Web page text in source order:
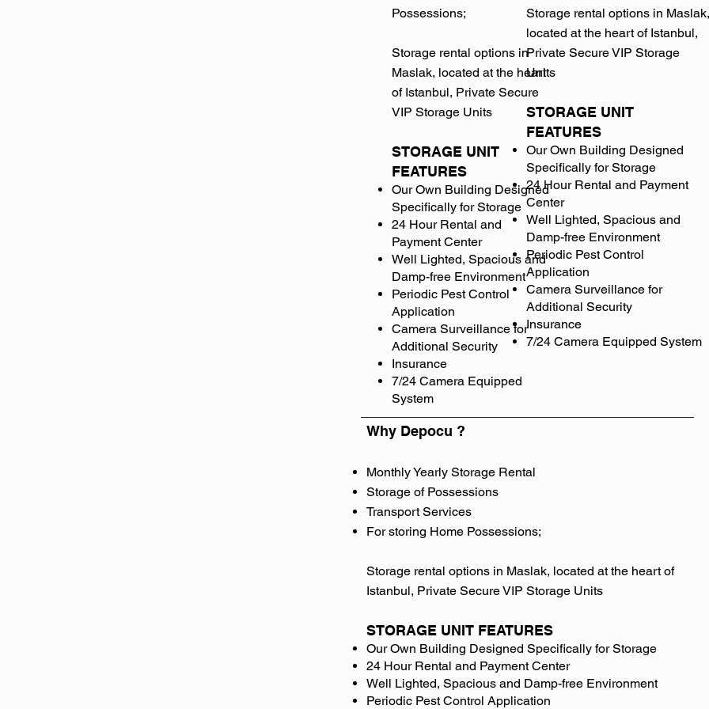
Storage rental options in Maslak,
located at the heart of Istanbul,
Private Secure VIP Storage
Units
STORAGE UNIT
FEATURES
Our Own Building Designed
Specifically for Storage
24 Hour Rental and Payment
Center
Well Lighted, Spacious and
Damp-free Environment
Periodic Pest Control
Application
Camera Surveillance for
Additional Security
Insurance
7/24 Camera Equipped System
Possessions;
Storage rental options in
Maslak, located at the heart
of Istanbul, Private Secure
VIP Storage Units
STORAGE UNIT
FEATURES
Our Own Building Designed
Specifically for Storage
24 Hour Rental and
Payment Center
Well Lighted, Spacious and
Damp-free Environment
Periodic Pest Control
Application
Camera Surveillance for
Additional Security
Insurance
7/24 Camera Equipped
System
Why Depocu ?
Monthly Yearly Storage Rental
Storage of Possessions
Transport Services
For storing Home Possessions;
Storage rental options in Maslak, located at the heart of
Istanbul, Private Secure VIP Storage Units
STORAGE UNIT FEATURES
Our Own Building Designed Specifically for Storage
24 Hour Rental and Payment Center
Well Lighted, Spacious and Damp-free Environment
Periodic Pest Control Application